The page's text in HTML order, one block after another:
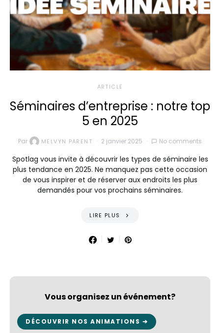
ARTICLE
Séminaires d’entreprise : notre top
5 en 2025
Par MELVYN PARENT 2 janvier 2025 No comments
Spotlag vous invite à découvrir les types de séminaire les
plus tendance en 2025. Ne manquez pas cette occasion
de vous inspirer et de réserver aux endroits les plus
demandés pour vos prochains séminaires.
LIRE PLUS
Vous organisez un événement?
DÉCOUVRIR NOS ANIMATIONS ➔